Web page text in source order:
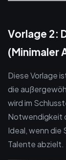
Vorlage 2:
(Minimaler
Diese Vorlage
die
wird im
Notwendigkeit
Ideal, wenn
Talente abzielt.